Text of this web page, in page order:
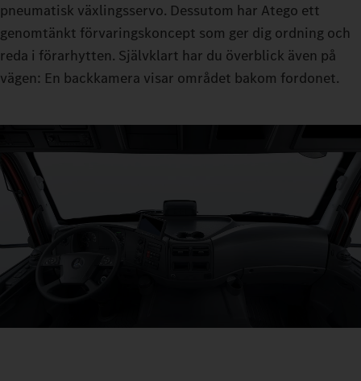
pneumatisk växlingsservo. Dessutom har Atego ett
genomtänkt förvaringskoncept som ger dig ordning och
reda i förarhytten. Självklart har du överblick även på
vägen: En backkamera visar området bakom fordonet.